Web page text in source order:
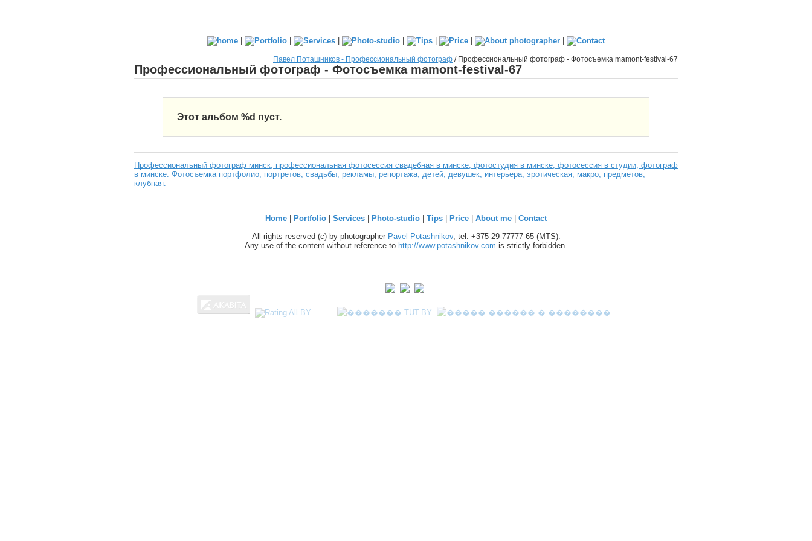
| | | | | | |
Павел Поташников - Профессиональный фотограф / Профессиональный фотограф - Фотосъемка mamont-festival-67
Профессиональный фотограф - Фотосъемка mamont-festival-67
Этот альбом %d пуст.
Профессиональный фотограф минск, профессиональная фотосессия свадебная в минске, фотостудия в минске, фотосессия в студии, фотограф
в минске. Фотосъемка портфолио, портретов, свадьбы, рекламы, репортажа, детей, девушек, интерьера, эротическая, макро, предметов,
клубная.
Home Portfolio Services Photo-studio Tips Price About me
Contact
All rights reserved (c) by photographer Pavel Potashnikov, tel: +375-29-77777-65 (MTS).
Any use of the content without reference to http://www.potashnikov.com is strictly forbidden.